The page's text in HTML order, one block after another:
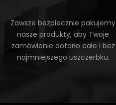
Zawsze bezpiecznie pakujemy
nasze produkty, aby Twoje
zamówienie dotarło całe i bez
najmniejszego uszczerbku.